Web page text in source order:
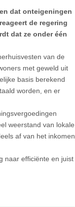
dat onteigeningen
de regering
dat ze onder één
van de
met geweld uit
basis berekend
worden, en er
weerstand van lokale
af van het inkomen
naar efficiënte en juist